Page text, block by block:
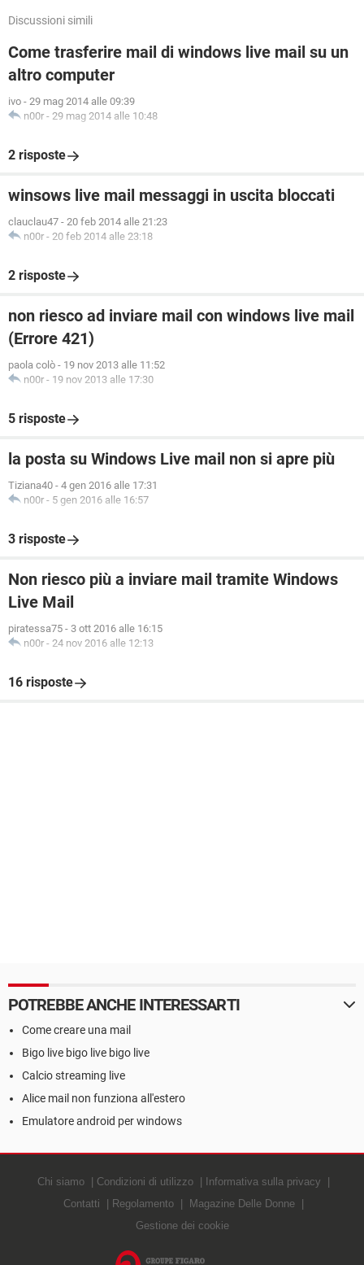
Discussioni simili
Come trasferire mail di windows live mail su un
altro computer
ivo - 29 mag 2014 alle 09:39
n00r - 29 mag 2014 alle 10:48
2 risposte
winsows live mail messaggi in uscita bloccati
clauclau47 - 20 feb 2014 alle 21:23
n00r - 20 feb 2014 alle 23:18
2 risposte
non riesco ad inviare mail con windows live mail
(Errore 421)
paola colò - 19 nov 2013 alle 11:52
n00r - 19 nov 2013 alle 17:30
5 risposte
la posta su Windows Live mail non si apre più
Tiziana40 - 4 gen 2016 alle 17:31
n00r - 5 gen 2016 alle 16:57
3 risposte
Non riesco più a inviare mail tramite Windows
Live Mail
piratessa75 - 3 ott 2016 alle 16:15
n00r - 24 nov 2016 alle 12:13
16 risposte
POTREBBE ANCHE INTERESSARTI
Come creare una mail
Bigo live bigo live bigo live
Calcio streaming live
Alice mail non funziona all'estero
Emulatore android per windows
Chi siamo Condizioni di utilizzo
Informativa sulla privacy
Contatti
Regolamento
Magazine Delle Donne
Gestione dei cookie